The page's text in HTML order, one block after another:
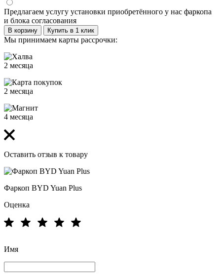
Предлагаем услугу установки приобретённого у нас фаркопа
и блока согласования
В корзину Купить в 1 клик
Мы принимаем карты рассрочки:
2 месяца
2 месяца
4 месяца
Оставить отзыв к товару
Фаркоп BYD Yuan Plus
Оценка
Имя